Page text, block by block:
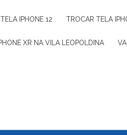
TELA IPHONE 12 TROCAR TELA
XR NA VILA LEOPOLDINA